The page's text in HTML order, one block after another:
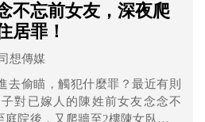
不忘前女友，深夜爬
居罪！
想傳媒
去偷瞄，觸犯什麼罪？最近有則
對已嫁人的陳姓前女友念念不
院後，又爬牆至2樓陳女臥房外